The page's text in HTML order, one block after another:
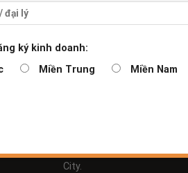
ký kinh doanh:
Miền Trung Miền Nam
City.